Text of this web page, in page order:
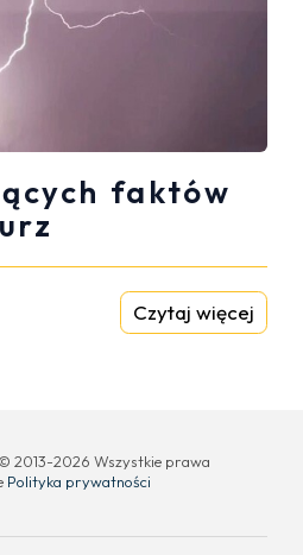
faktów
Czytaj więcej
2013-2026 Wszystkie prawa
Polityka prywatności